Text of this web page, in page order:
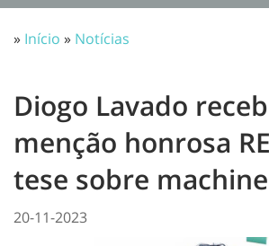
» Início » Notícias
Diogo Lavado
menção honrosa
tese sobre
20-11-2023